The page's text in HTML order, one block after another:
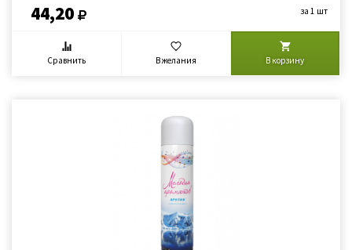
44,20 за 1 шт
Сравнить В желания В корзину